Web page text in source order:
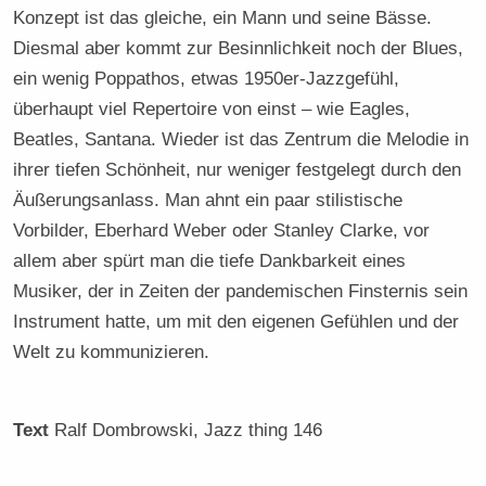
Konzept ist das gleiche, ein Mann und seine Bässe.
Diesmal aber kommt zur Besinnlichkeit noch der Blues,
ein wenig Poppathos, etwas 1950er-Jazzgefühl,
überhaupt viel Repertoire von einst – wie Eagles,
Beatles, Santana. Wieder ist das Zentrum die Melodie in
ihrer tiefen Schönheit, nur weniger festgelegt durch den
Äußerungsanlass. Man ahnt ein paar stilistische
Vorbilder, Eberhard Weber oder Stanley Clarke, vor
allem aber spürt man die tiefe Dankbarkeit eines
Musiker, der in Zeiten der pandemischen Finsternis sein
Instrument hatte, um mit den eigenen Gefühlen und der
Welt zu kommunizieren.
Text Ralf Dombrowski, Jazz thing 146